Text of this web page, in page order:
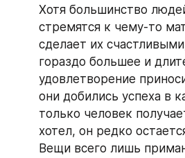
Хотя большинство
стремятся к чему-то
сделает их
гораздо большее и
удовлетворение
они добились успеха в
только человек
хотел, он редко
Вещи всего лишь